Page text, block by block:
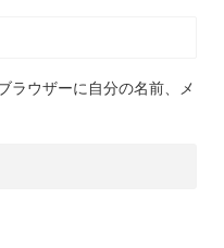
ラウザーに自分の名前、メ